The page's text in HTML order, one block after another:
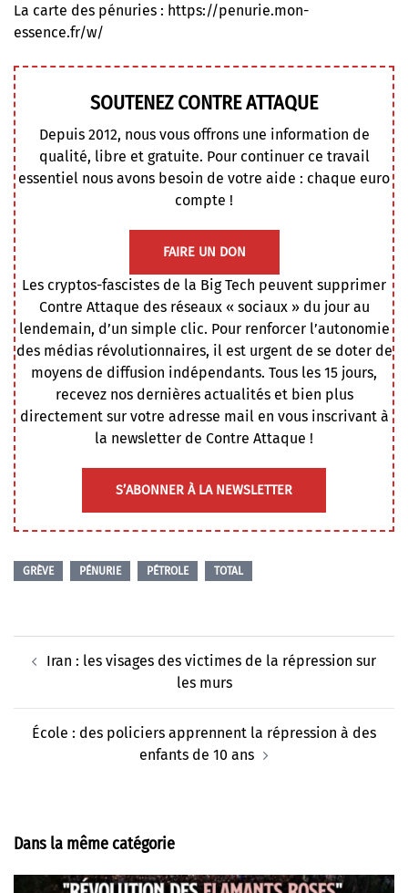
La carte des pénuries : https://penurie.mon-
essence.fr/w/
SOUTENEZ CONTRE ATTAQUE
Depuis 2012, nous vous offrons une information de
qualité, libre et gratuite. Pour continuer ce travail
essentiel nous avons besoin de votre aide : chaque euro
compte !
FAIRE UN DON
Les cryptos-fascistes de la Big Tech peuvent supprimer
Contre Attaque des réseaux « sociaux » du jour au
lendemain, d’un simple clic. Pour renforcer l’autonomie
des médias révolutionnaires, il est urgent de se doter de
moyens de diffusion indépendants. Tous les 15 jours,
recevez nos dernières actualités et bien plus
directement sur votre adresse mail en vous inscrivant à
la newsletter de Contre Attaque !
S’ABONNER À LA NEWSLETTER
GRÈVE PÉNURIE PÉTROLE TOTAL
d’article
Iran : les visages des victimes de la répression sur
les murs
École : des policiers apprennent la répression à des
enfants de 10 ans
Dans la même catégorie